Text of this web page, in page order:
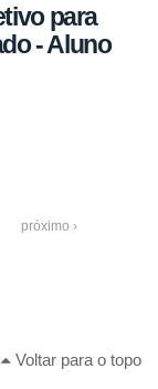
para
- Aluno
próximo ›
Voltar para o topo